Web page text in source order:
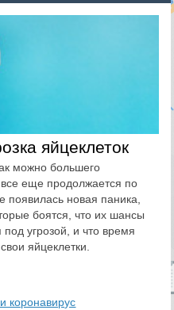
яйцеклеток
можно большего
все еще продолжается по
новая паника,
боятся, что их шансы
под угрозой, и что время
яйцеклетки.
коронавирус